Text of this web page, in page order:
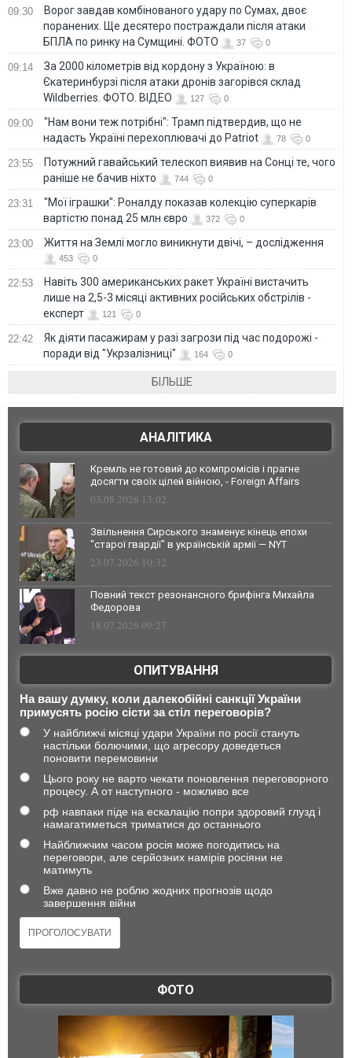
09:30
Ворог завдав комбінованого удару по Сумах, двоє
поранених. Ще десятеро постраждали після атаки
БПЛА по ринку на Сумщині. ФОТО
37 0
09:14
За 2000 кілометрів від кордону з Україною: в
Єкатеринбурзі після атаки дронів загорівся склад
Wildberries. ФОТО. ВІДЕО
127 0
09:00
"Нам вони теж потрібні": Трамп підтвердив, що не
надасть Україні перехоплювачі до Patriot
78 0
23:55
Потужний гавайський телескоп виявив на Сонці те, чого
раніше не бачив ніхто
744 0
23:31
"Мої іграшки": Роналду показав колекцію суперкарів
вартістю понад 25 млн євро
372 0
23:00 Життя на Землі могло виникнути двічі, – дослідження
453 0
22:53
Навіть 300 американських ракет Україні вистачить
лише на 2,5-3 місяці активних російських обстрілів -
експерт
121 0
22:42
Як діяти пасажирам у разі загрози під час подорожі -
поради від "Укрзалізниці"
164 0
БІЛЬШЕ
АНАЛІТИКА
Кремль не готовий до компромісів і прагне
досягти своїх цілей війною, - Foreign Affairs
03.08.2026 13:02
Звільнення Сирського знаменує кінець епохи
"старої гвардії" в українській армії — NYT
23.07.2026 10:32
Повний текст резонансного брифінга Михайла
Федорова
18.07.2026 09:27
ОПИТУВАННЯ
На вашу думку, коли далекобійні санкції України
примусять росію сісти за стіл переговорів?
У найближчі місяці удари України по росії стануть
настільки болючими, що агресору доведеться
поновити перемовини
Цього року не варто чекати поновлення переговорного
процесу. А от наступного - можливо все
рф навпаки піде на ескалацію попри здоровий глузд і
намагатиметься триматися до останнього
Найближчим часом росія може погодитись на
переговори, але серйозних намірів росіяни не
матимуть
Вже давно не роблю жодних прогнозів щодо
завершення війни
ФОТО